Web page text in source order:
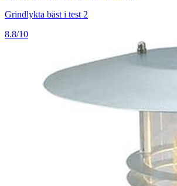
Grindlykta bäst i test 2
8.8/10